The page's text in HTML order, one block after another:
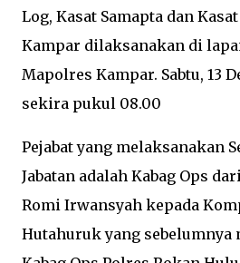
Log, Kasat Samapta dan
Kampar dilaksanakan di
Mapolres Kampar. Sabtu, 13
sekira pukul 08.00
Pejabat yang melaksanakan
Jabatan adalah Kabag Ops
Romi Irwansyah kepada
Hutahuruk yang sebelumnya